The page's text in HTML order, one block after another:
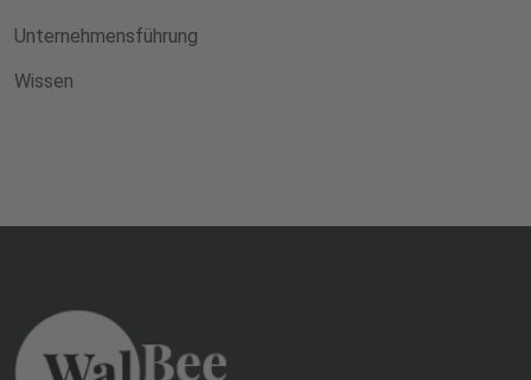
Unternehmensführung
Wissen